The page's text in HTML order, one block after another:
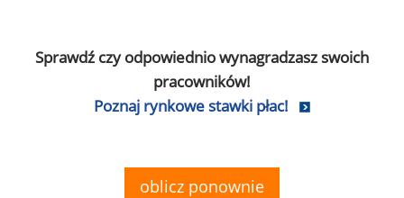
Sprawdź czy odpowiednio wynagradzasz swoich
pracowników!
Poznaj rynkowe stawki płac!
oblicz ponownie